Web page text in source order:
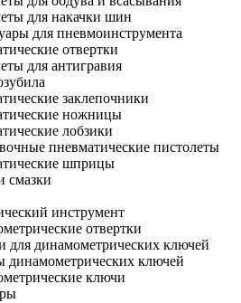
для накачки шин
для пневмоинструмента
отвертки
для антигравия
заклепочники
ножницы
лобзики
пневматические пистолеты
шприцы
смазки
инструмент
отвертки
для динамометрических ключей
динамометрических ключей
ключи